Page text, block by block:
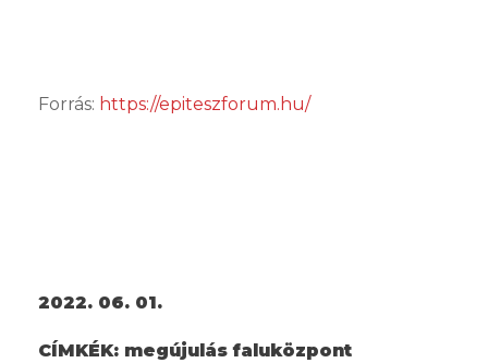
Forrás: https://epiteszforum.hu/
2022. 06. 01.
CÍMKÉK: megújulás faluközpont